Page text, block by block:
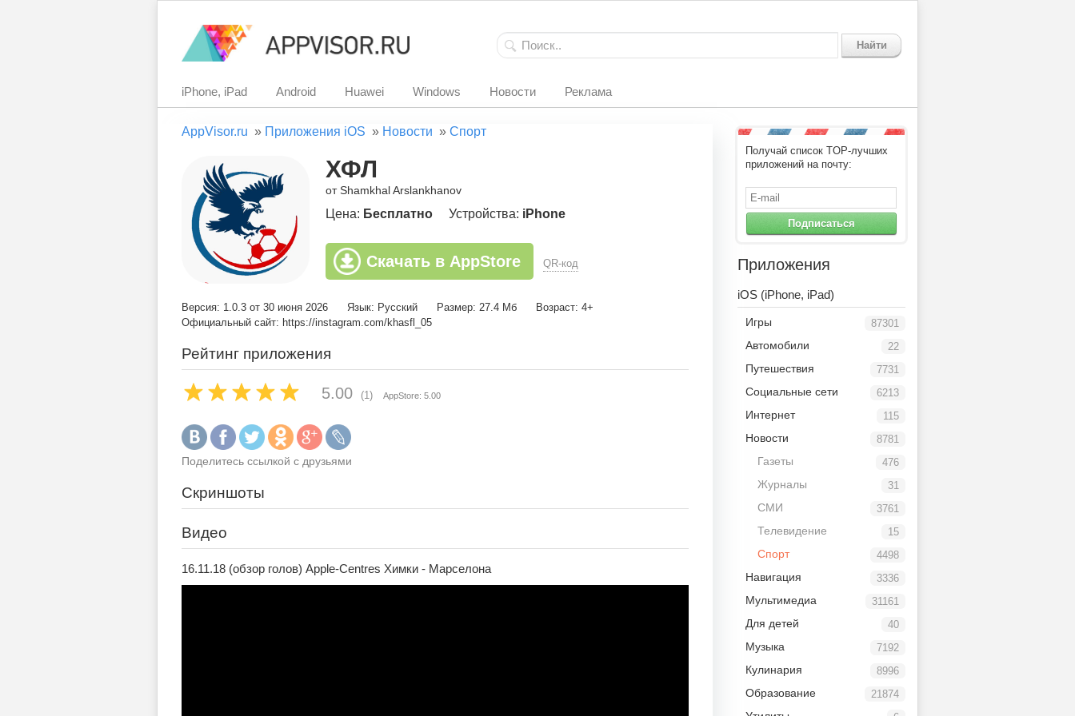
Найти
iPhone, iPad Android Huawei Windows Новости Реклама
AppVisor.ru » Приложения iOS » Новости » Спорт
ХФЛ
от Shamkhal Arslankhanov
Цена: Бесплатно Устройства: iPhone
Скачать в AppStore QR-код
Версия: 1.0.3 от 30 июня 2026 Язык: Русский Размер: 27.4 Мб
Возраст: 4+
Официальный сайт: https://instagram.com/khasfl_05
Рейтинг приложения
5.00 (1) AppStore: 5.00
Поделитесь ссылкой с друзьями
Скриншоты
Видео
16.11.18 (обзор голов) Apple-Centres Химки - Марселона
Получай список TOP-лучших
приложений на почту:
Подписаться
Приложения
iOS (iPhone, iPad)
87301
Игры
22
Автомобили
7731
Путешествия
6213
Социальные сети
115
Интернет
8781
Новости
476
Газеты
31
Журналы
3761
СМИ
15
Телевидение
4498
Спорт
3336
Навигация
31161
Мультимедиа
40
Для детей
7192
Музыка
8996
Кулинария
21874
Образование